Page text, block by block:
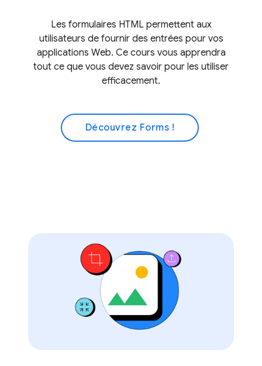
Les formulaires HTML permettent aux
utilisateurs de fournir des entrées pour vos
applications Web. Ce cours vous apprendra
tout ce que vous devez savoir pour les utiliser
efficacement.
Découvrez Forms !